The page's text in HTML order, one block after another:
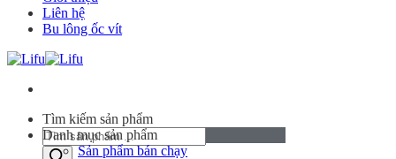
Liên hệ
Bu lông ốc vít
Tìm kiếm sản phẩm
Danh mục sản phẩm
Sản phẩm bán chạy